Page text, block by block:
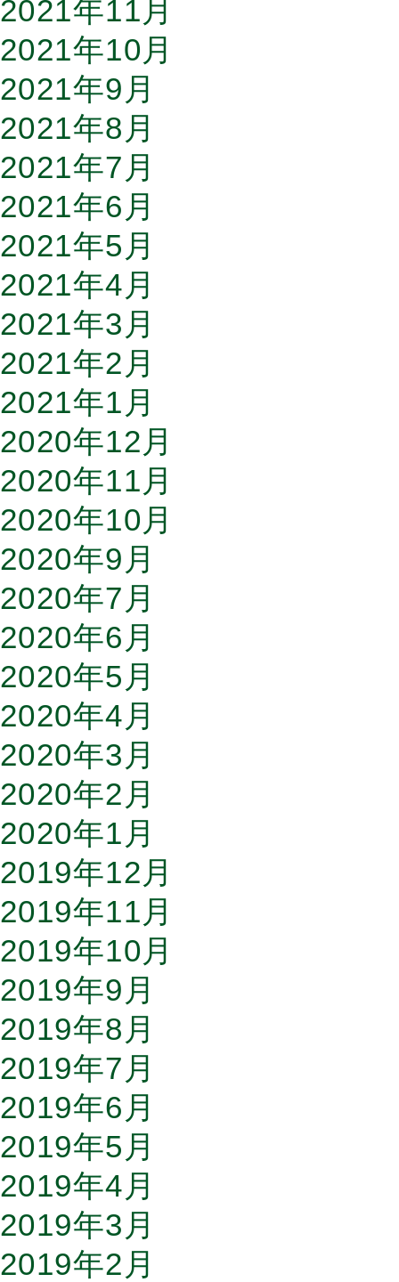
2021年11月
2021年10月
2021年9月
2021年8月
2021年7月
2021年6月
2021年5月
2021年4月
2021年3月
2021年2月
2021年1月
2020年12月
2020年11月
2020年10月
2020年9月
2020年7月
2020年6月
2020年5月
2020年4月
2020年3月
2020年2月
2020年1月
2019年12月
2019年11月
2019年10月
2019年9月
2019年8月
2019年7月
2019年6月
2019年5月
2019年4月
2019年3月
2019年2月